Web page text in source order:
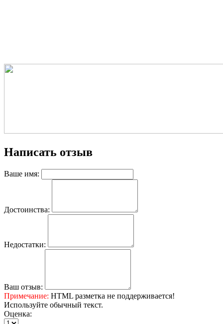
Написать отзыв
Ваше имя:
Достоинства:
Недостатки:
Ваш отзыв:
Примечание: HTML разметка не поддерживается!
Используйте обычный текст.
Оценка: